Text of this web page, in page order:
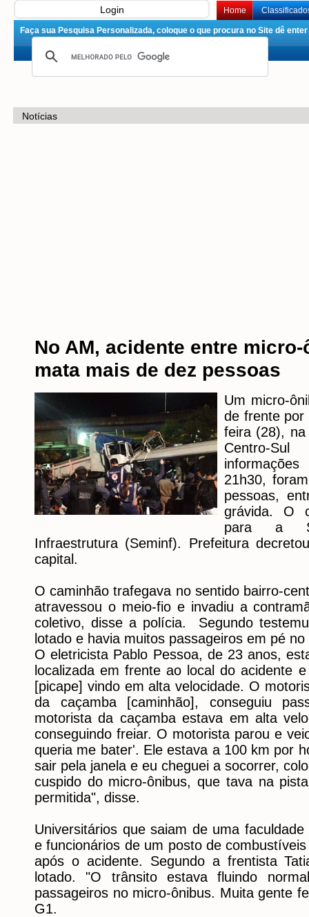
Login Home
Faça sua Pesquisa Personalizada, coloque o que procura no Site dê
Notícias
No AM, acidente entre
mata mais de dez pessoas
Um micro-
de frente por
feira (28),
Centro-
21h30,
pessoas,
grávida. O
para a
Infraestrutura (Seminf). Prefeitura
capital.
O caminhão trafegava no sentido bairro-
atravessou o meio-fio e invadiu a
coletivo, disse a polícia. Segundo
lotado e havia muitos passageiros em pé
O eletricista Pablo Pessoa, de 23 anos,
localizada em frente ao local do acidente
[picape] vindo em alta velocidade. O
da caçamba [caminhão], conseguiu
motorista da caçamba estava em alta
conseguindo freiar. O motorista parou e
queria me bater'. Ele estava a 100 km por
sair pela janela e eu cheguei a socorrer,
cuspido do micro-ônibus, que tava na
permitida", disse.
Universitários que saiam de uma
e funcionários de um posto de
após o acidente. Segundo a frentista
lotado. "O trânsito estava fluindo
passageiros no micro-ônibus. Muita gente
G1.